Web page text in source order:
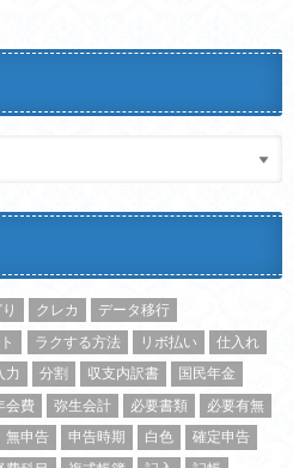
クレカ
データ移行
ラクする方法 リボ払い
仕入れ
力 分割 収支内訳書
国民年金
会費 弥生会計 必要書類
必要有無
無申告 申告時期 白色
確定申告